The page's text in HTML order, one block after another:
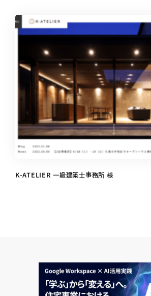
K-ATELIER 一級建築士事務所 様